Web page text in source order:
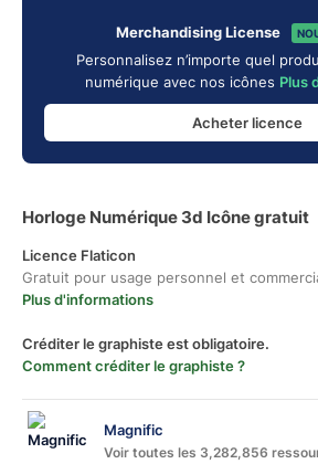
Merchandising License
Personnalisez n’importe quel
numérique avec nos icônes Plus
Acheter licence
Horloge Numérique 3d Icône gratuit
Licence Flaticon
Gratuit pour usage personnel et
Plus d'informations
Créditer le graphiste est obligatoire.
Comment créditer le graphiste ?
Magnific
Voir toutes les 3,282,856